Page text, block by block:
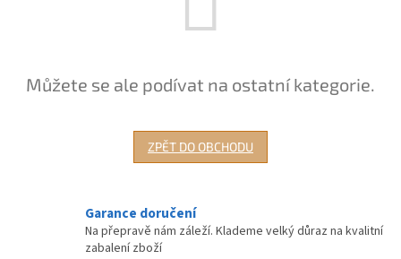
Můžete se ale podívat na ostatní kategorie.
ZPĚT DO OBCHODU
Garance doručení
Na přepravě nám záleží. Klademe velký důraz na kvalitní
zabalení zboží